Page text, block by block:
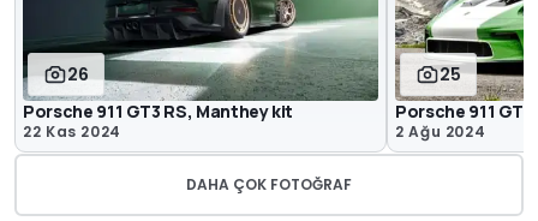
26
Porsche 911 GT3 RS, Manthey kit
22 Kas 2024
25
Porsche 911
2 Ağu 2024
DAHA ÇOK FOTOĞRAF